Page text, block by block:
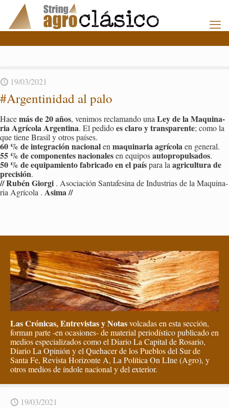
19/03/2021
#Ar­gen­ti­ni­dad al palo
Hacemás de 20 años, ve­ni­mos re­cla­man­do una Ley de la Ma­qui­na­
ria Agrí­co­la Ar­gen­ti­na. El pe­di­does claro y trans­pa­ren­te; como la
que tiene Bra­sil y otros paí­ses.
60 % de in­te­gra­ción na­cio­nalen ma­qui­na­ria agrí­co­laen ge­ne­ral.
55 % de com­po­nen­tes na­cio­na­lesen equi­posau­to­pro­pul­sa­dos.
50 % de equi­pa­mien­to fa­bri­ca­do en el paíspara la agri­cul­tu­ra de
pre­ci­sión.
//Rubén Gior­gi . Aso­cia­ción San­ta­fe­si­na de In­dus­trias de la Ma­qui­na­
ria Agrí­co­la . Asima//
Las Crónicas, Entrevistas y Notasvolcadas en esta sección,
forman parte -en ocasiones- de material periodístico publicado en
medios especializados como el Diario La Capital de Rosario,
Diario La Opinión y el Quehacer de los Pueblos del Sur de
Santa Fe, Revista Horizonte A, La Política On LIne (Agro), y
otros medios de índole nacional y del exterior.
19/03/2021